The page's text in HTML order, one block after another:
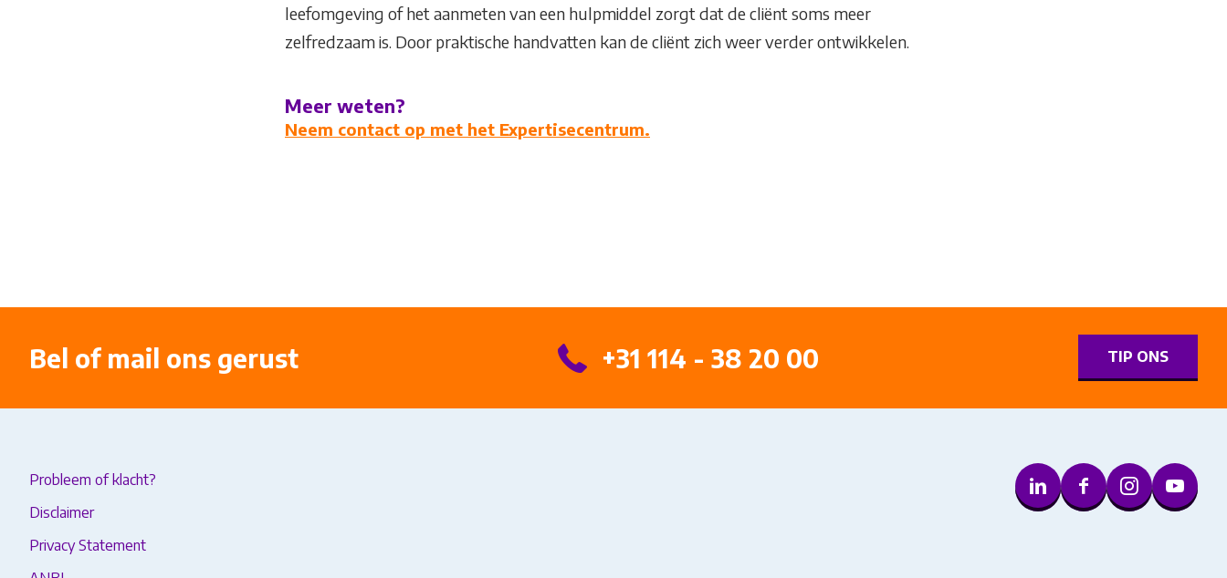
leefomgeving of het aanmeten van een hulpmiddel zorgt dat de cliënt soms meer
zelfredzaam is. Door praktische handvatten kan de cliënt zich weer verder ontwikkelen.
Meer weten?
Neem contact op met het Expertisecentrum.
Bel of mail ons gerust +31 114 - 38 20 00 TIP ONS
Probleem of klacht?
Disclaimer
Privacy Statement